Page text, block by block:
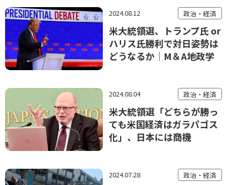
2024.08.12 政治・経済
米大統領選、トランプ氏 or
ハリス氏勝利で対日姿勢は
どうなるか│M＆A地政学
2024.08.04 政治・経済
米大統領選「どちらが勝っ
ても米国経済はガラパゴス
化」、日本には商機
2024.07.28 政治・経済